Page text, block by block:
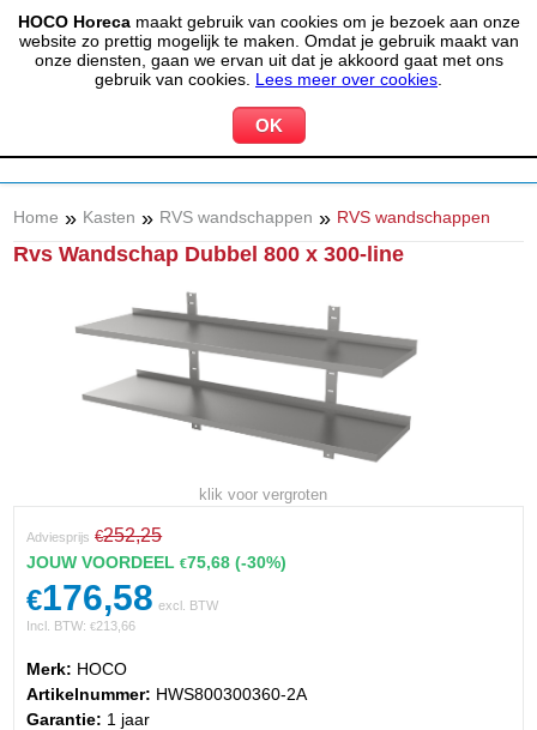
HOCO Horecamaakt gebruik van cookies om je bezoek aan onze
website zo prettig mogelijk te maken. Omdat je gebruik maakt van
onze diensten, gaan we ervan uit dat je akkoord gaat met ons
gebruik van cookies. Lees meer over cookies
(020) 497 6325 info@hocohoreca.nl
MIJN ACCOUNT 0 WINKELWAGEN
Home » Kasten » RVS wandschappen » RVS wandschappen
Rvs Wandschap Dubbel 800 x 300-line
klik voor vergroten
Adviesprijs €252,25
JOUW VOORDEEL€75,68 (-30%)
€176,58 excl. BTW
Incl. BTW:€213,66
Merk: HOCO
Artikelnummer: HWS800300360-2A
Garantie: 1 jaar